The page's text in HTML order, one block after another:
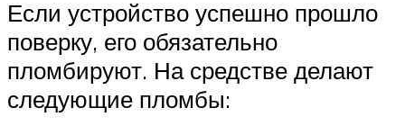
Если устройство успешно прошло
поверку, его обязательно
пломбируют. На средстве делают
следующие пломбы: